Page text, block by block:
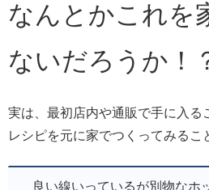
なんとかこれを
ないだろうか！
実は、最初店内や通販で手に入る
レシピを元に家でつくってみるこ
良い線いっているが別物なホ